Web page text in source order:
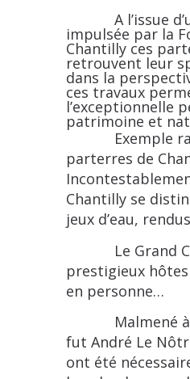
A l’issue
impulsée par la
Chantilly ces
retrouvent leur
dans la
ces travaux
l’exceptionnelle
patrimoine et
Exemple rare
parterres de
Chantilly se
jeux d’eau,
Le Grand
prestigieux hôtes
en personne…
Malmené à la
fut André Le
ont été